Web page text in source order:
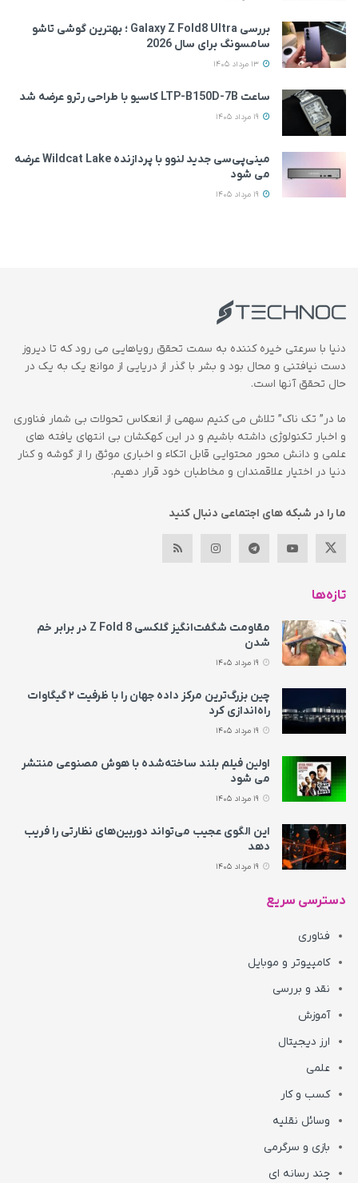
بررسی Galaxy Z Fold8 Ultra ؛ بهترین گوشی تاشو
سامسونگ برای سال 2026
ساعت LTP-B150D-7B کاسیو با طراحی رترو عرضه شد
مینی‌پی‌سی جدید لنوو با پردازنده Wildcat Lake عرضه
می‌ شود
دنیا با سرعتی خیره کننده به سمت تحقق رویاهایی می رود که تا دیروز
دست نیافتنی و محال بود و بشر با گذر از دریایی از موانع یک به یک در
حال تحقق آنها است.
ما در” تک ناک” تلاش می کنیم سهمی از انعکاس تحولات بی شمار فناوری
و اخبار تکنولوژی داشته باشیم و در این کهکشان بی انتهای یافته های
علمی و دانش محور محتوایی قابل اتکاء و اخباری موثق را از گوشه و کنار
دنیا در اختیار علاقمندان و مخاطبان خود قرار دهیم.
ما را در شبکه های اجتماعی دنبال کنید
تازه‌ها
مقاومت شگفت‌انگیز گلکسی Z Fold 8 در برابر خم
شدن
چین بزرگ‌ترین مرکز داده جهان را با ظرفیت ۲ گیگاوات
راه‌اندازی کرد
اولین فیلم بلند ساخته‌شده با هوش مصنوعی منتشر
می‌ شود
این الگوی عجیب می‌تواند دوربین‌های نظارتی را فریب
دهد
دسترسی سریع
فناوری
کامپیوتر و موبایل
نقد و بررسی
آموزش
ارز دیجیتال
علمی
کسب و کار
وسائل نقلیه
بازی و سرگرمی
چند رسانه ای